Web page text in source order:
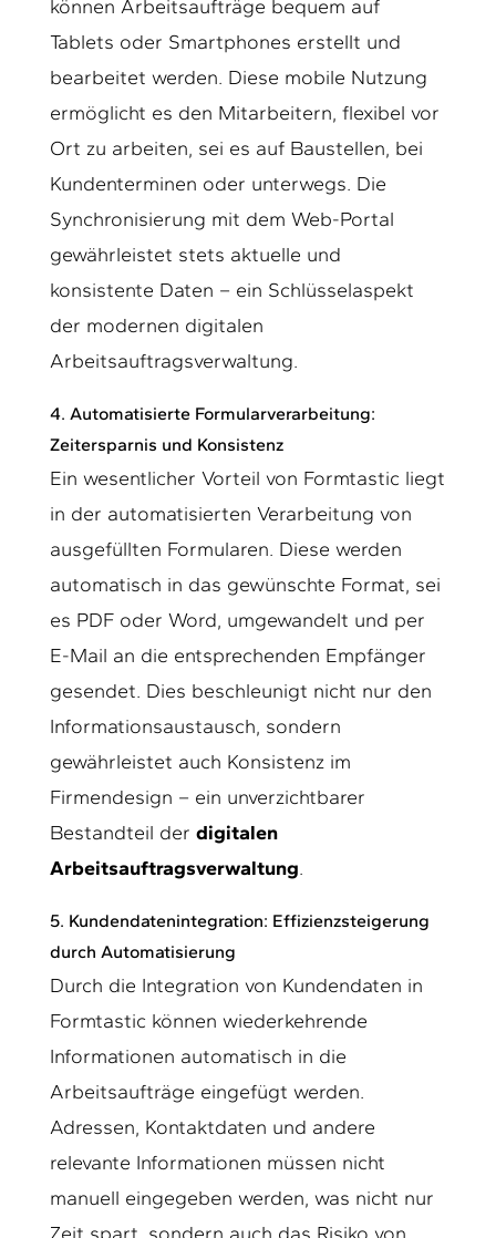
können Arbeitsaufträge bequem auf
Tablets oder Smartphones erstellt und
bearbeitet werden. Diese mobile Nutzung
ermöglicht es den Mitarbeitern, flexibel vor
Ort zu arbeiten, sei es auf Baustellen, bei
Kundenterminen oder unterwegs. Die
Synchronisierung mit dem Web-Portal
gewährleistet stets aktuelle und
konsistente Daten – ein Schlüsselaspekt
der modernen digitalen
Arbeitsauftragsverwaltung.
4. Automatisierte Formularverarbeitung:
Zeitersparnis und Konsistenz
Ein wesentlicher Vorteil von Formtastic liegt
in der automatisierten Verarbeitung von
ausgefüllten Formularen. Diese werden
automatisch in das gewünschte Format, sei
es PDF oder Word, umgewandelt und per
E-Mail an die entsprechenden Empfänger
gesendet. Dies beschleunigt nicht nur den
Informationsaustausch, sondern
gewährleistet auch Konsistenz im
Firmendesign – ein unverzichtbarer
Bestandteil der digitalen
Arbeitsauftragsverwaltung.
5. Kundendatenintegration: Effizienzsteigerung
durch Automatisierung
Durch die Integration von Kundendaten in
Formtastic können wiederkehrende
Informationen automatisch in die
Arbeitsaufträge eingefügt werden.
Adressen, Kontaktdaten und andere
relevante Informationen müssen nicht
manuell eingegeben werden, was nicht nur